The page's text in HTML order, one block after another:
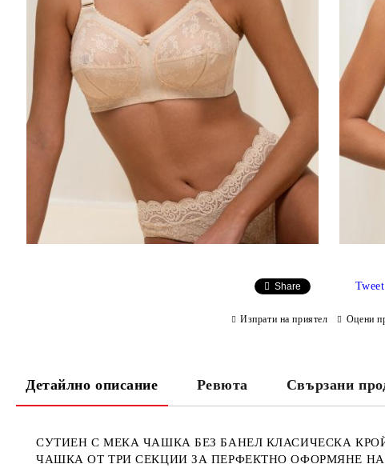
Share Tweet
Изпрати на приятел Оцени
Детайлно описание Ревюта Свързани
СУТИЕН С МЕКА ЧАШКА БЕЗ БАНЕЛ КЛАСИЧЕСКА
ЧАШКА ОТ ТРИ СЕКЦИИ ЗА ПЕРФЕКТНО ОФОРМЯНЕ